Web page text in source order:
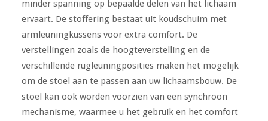
minder spanning op bepaalde delen van het lichaam
ervaart. De stoffering bestaat uit koudschuim met
armleuningkussens voor extra comfort. De
verstellingen zoals de hoogteverstelling en de
verschillende rugleuningposities maken het mogelijk
om de stoel aan te passen aan uw lichaamsbouw. De
stoel kan ook worden voorzien van een synchroon
mechanisme, waarmee u het gebruik en het comfort